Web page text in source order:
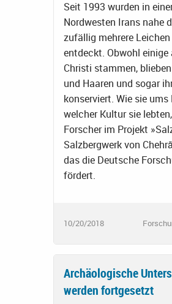
Seit 1993 wurden in
Nordwesten Irans nahe
zufällig mehrere
entdeckt. Obwohl einige
Christi stammen,
und Haaren und sogar
konserviert. Wie sie
welcher Kultur sie
Forscher im Projekt
Salzbergwerk von
das die Deutsche
fördert.
10/20/2018
Archäologische
werden fortgesetzt